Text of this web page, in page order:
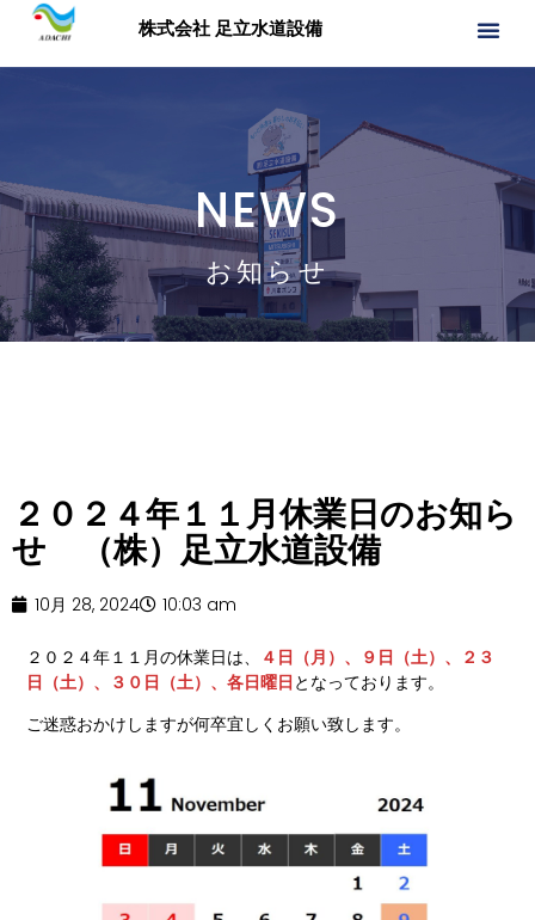
株式会社 足立水道設備
NEWS
お知らせ
２０２４年１１月休業日のお知ら
せ （株）足立水道設備
10月 28, 2024 10:03 am
２０２４年１１月の休業日は、
４日（月）、９日（土）、２３
日（土）、３０日（土）、各日曜日 となっております。
ご迷惑おかけしますが何卒宜しくお願い致します。